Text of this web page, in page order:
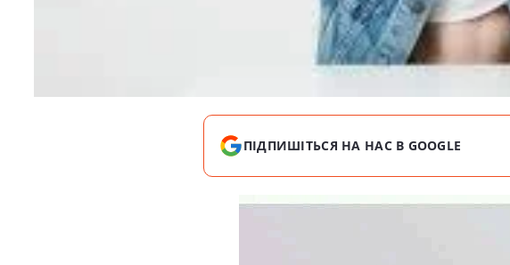
ПІДПИШІТЬСЯ НА НАС В GOOGLE